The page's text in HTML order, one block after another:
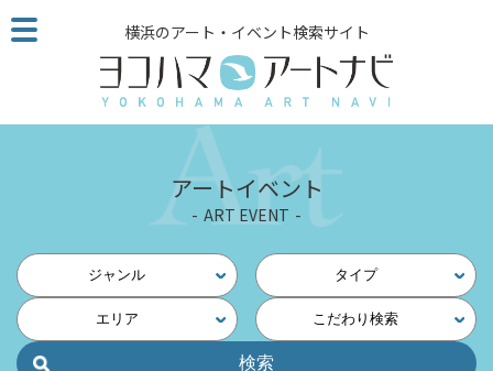
こ
の
ジ
読
他
ペ
横浜のアート・イベント検索サイト
アートイベント
ART EVENT
ジャンル タイプ
エリア こだわり検索